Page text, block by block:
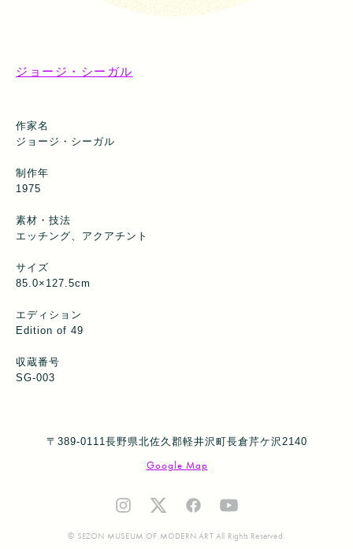
ジョージ・シーガル
作家名
ジョージ・シーガル
制作年
1975
素材・技法
エッチング、アクアチント
サイズ
85.0×127.5cm
エディション
Edition of 49
収蔵番号
SG-003
〒389-0111長野県北佐久郡軽井沢町長倉芹ケ沢2140
Google Map
© SEZON MUSEUM OF MODERN ART All Rights Reserved.